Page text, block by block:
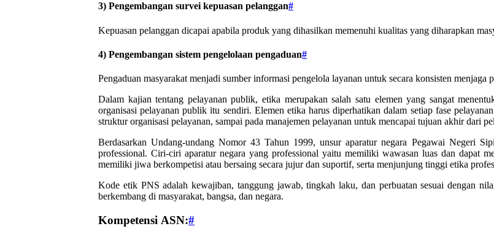
3) Pengembangan survei kepuasan pelanggan#
Kepuasan pelanggan dicapai apabila produk yang dihasilkan memenuhi kualitas yang diharapkan
4) Pengembangan sistem pengelolaan pengaduan#
Pengaduan masyarakat menjadi sumber informasi pengelola layanan untuk secara konsisten menjaga
Dalam kajian tentang pelayanan publik, etika merupakan salah satu elemen yang sangat
organisasi pelayanan publik itu sendiri. Elemen etika harus diperhatikan dalam setiap fase
struktur organisasi pelayanan, sampai pada manajemen pelayanan untuk mencapai tujuan akhir dari
Berdasarkan Undang-undang Nomor 43 Tahun 1999, unsur aparatur negara Pegawai Negeri
professional. Ciri-ciri aparatur negara yang professional yaitu memiliki wawasan luas dan dapat
memiliki jiwa berkompetisi atau bersaing secara jujur dan suportif, serta menjunjung tinggi etika
Kode etik PNS adalah kewajiban, tanggung jawab, tingkah laku, dan perbuatan sesuai dengan
berkembang di masyarakat, bangsa, dan negara.
Kompetensi ASN:#